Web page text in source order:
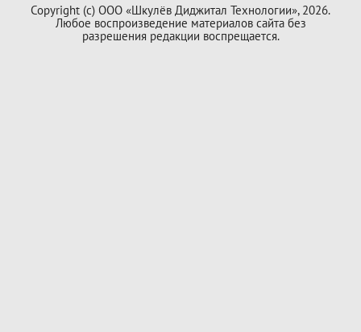
Copyright (с) ООО «Шкулёв Диджитал Технологии», 2026.
Любое воспроизведение материалов сайта без
разрешения редакции воспрещается.